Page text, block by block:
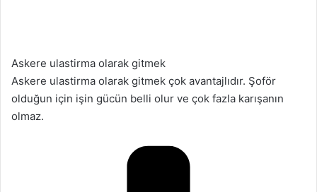
Askere ulastirma olarak gitmek
Askere ulastirma olarak gitmek çok avantajlıdır. Şoför
olduğun için işin gücün belli olur ve çok fazla karışanın
olmaz.